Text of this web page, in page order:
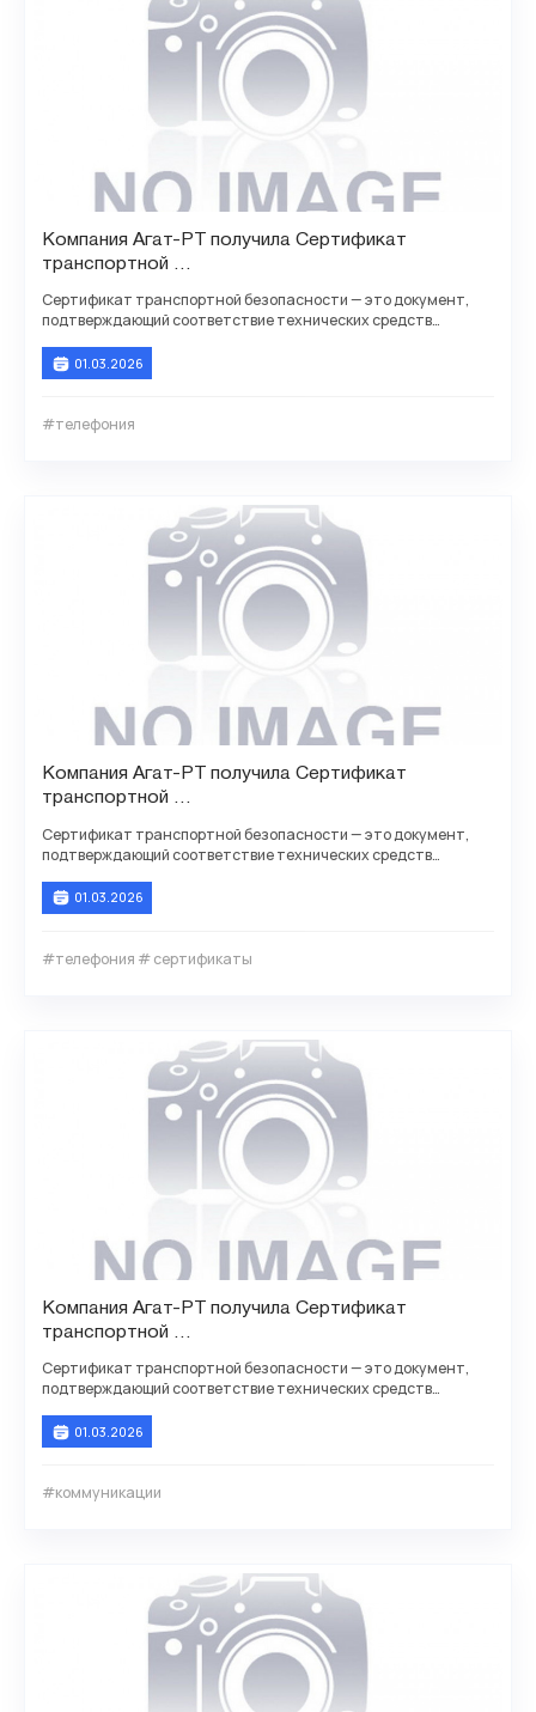
Компания Агат-РТ получила Сертификат
транспортной
Сертификат транспортной безопасности — это документ,
подтверждающий соответствие технических средств
01.03.2026
#телефония
Компания Агат-РТ получила Сертификат
транспортной
Сертификат транспортной безопасности — это документ,
подтверждающий соответствие технических средств
01.03.2026
#телефония # сертификаты
Компания Агат-РТ получила Сертификат
транспортной
Сертификат транспортной безопасности — это документ,
подтверждающий соответствие технических средств
01.03.2026
#коммуникации